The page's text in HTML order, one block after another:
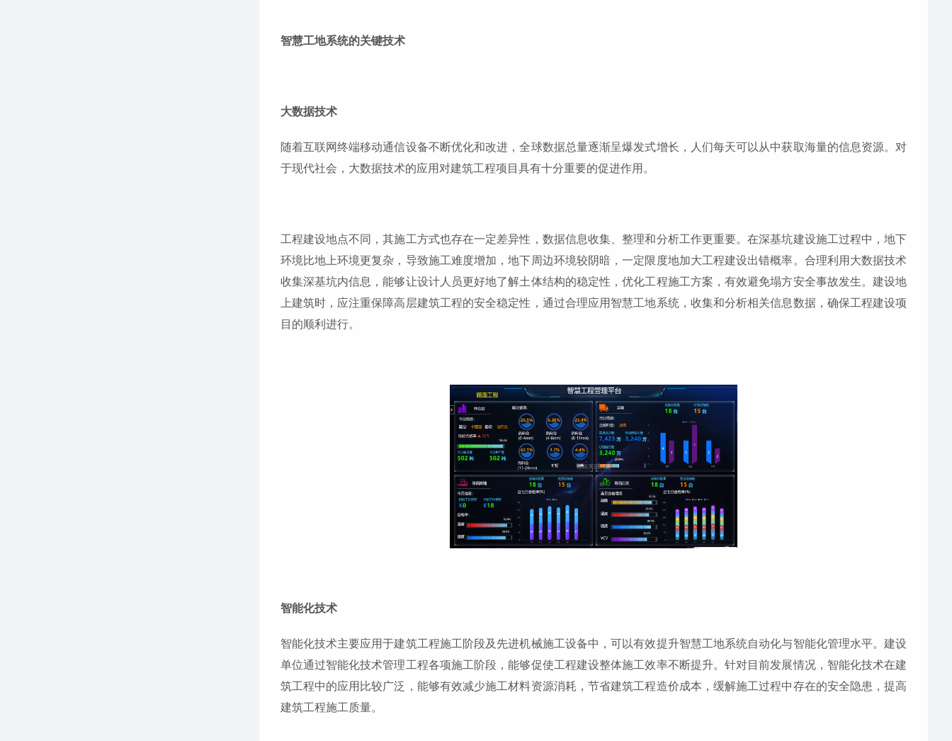
智慧工地系统的关键技术
大数据技术
随着互联网终端移动通信设备不断优化和改进，全球数据总量逐渐呈爆发式增长，人们每天可以从中获取海量的信息资源。对
于现代社会，大数据技术的应用对建筑工程项目具有十分重要的促进作用。
工程建设地点不同，其施工方式也存在一定差异性，数据信息收集、整理和分析工作更重要。在深基坑建设施工过程中，地下
环境比地上环境更复杂，导致施工难度增加，地下周边环境较阴暗，一定限度地加大工程建设出错概率。合理利用大数据技术
收集深基坑内信息，能够让设计人员更好地了解土体结构的稳定性，优化工程施工方案，有效避免塌方安全事故发生。建设地
上建筑时，应注重保障高层建筑工程的安全稳定性，通过合理应用智慧工地系统，收集和分析相关信息数据，确保工程建设项
目的顺利进行。
智能化技术
智能化技术主要应用于建筑工程施工阶段及先进机械施工设备中，可以有效提升智慧工地系统自动化与智能化管理水平。建设
单位通过智能化技术管理工程各项施工阶段，能够促使工程建设整体施工效率不断提升。针对目前发展情况，智能化技术在建
筑工程中的应用比较广泛，能够有效减少施工材料资源消耗，节省建筑工程造价成本，缓解施工过程中存在的安全隐患，提高
建筑工程施工质量。